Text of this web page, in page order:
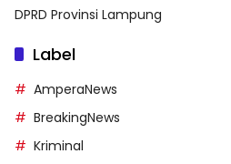
DPRD Provinsi Lampung
Label
AmperaNews
BreakingNews
Kriminal